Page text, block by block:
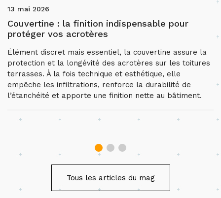
13 mai 2026
Couvertine : la finition indispensable pour
protéger vos acrotères
Élément discret mais essentiel, la couvertine assure la
protection et la longévité des acrotères sur les toitures
terrasses. À la fois technique et esthétique, elle
empêche les infiltrations, renforce la durabilité de
l’étanchéité et apporte une finition nette au bâtiment.
Tous les articles du mag